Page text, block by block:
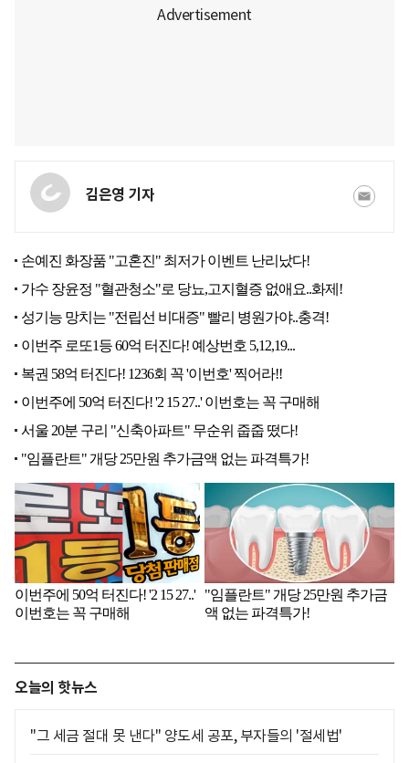
김은영 기자
오늘의 핫뉴스
"그 세금 절대 못 낸다" 양도세 공포, 부자들의 '절세법'